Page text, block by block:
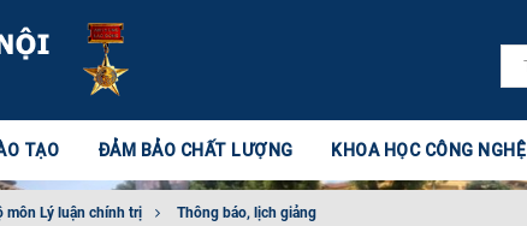
TẠO ĐẢM BẢO CHẤT LƯỢNG KHOA HỌC CÔNG NGHỆ
môn Lý luận chính trị Thông báo, lịch giảng